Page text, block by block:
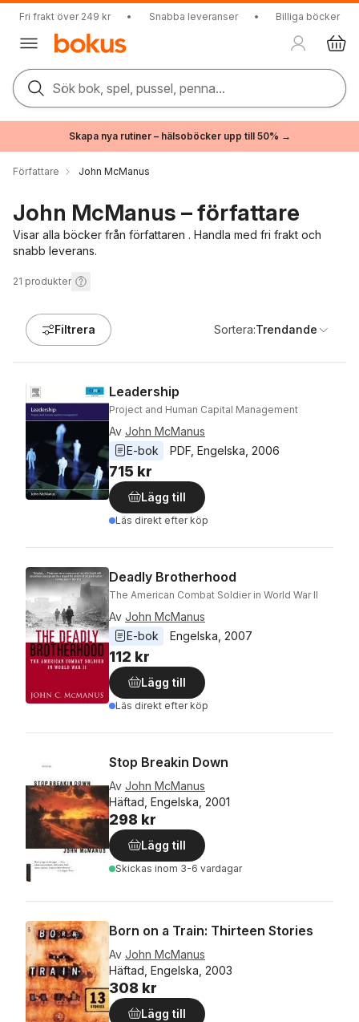
Fri frakt över 249 kr • Snabba leveranser • Billiga böcker
Sök bok, spel, pussel, penna...
Skapa nya rutiner – hälsoböcker upp till 50% →
Författare John McManus
John McManus – författare
Visar alla böcker från författaren . Handla med fri frakt och
snabb leverans.
21 produkter
Filtrera Sortera:Trendande
Leadership
Project and Human Capital Management
Av John McManus
E-bok
PDF Engelska 2006
715 kr
Lägg till
Läs direkt efter köp
Deadly Brotherhood
The American Combat Soldier in World War II
Av John McManus
E-bok
Engelska 2007
112 kr
Lägg till
Läs direkt efter köp
Stop Breakin Down
Av John McManus
Häftad, Engelska, 2001
298 kr
Lägg till
Skickas inom 3-6 vardagar
Born on a Train: Thirteen Stories
Av John McManus
Häftad, Engelska, 2003
308 kr
Lägg till